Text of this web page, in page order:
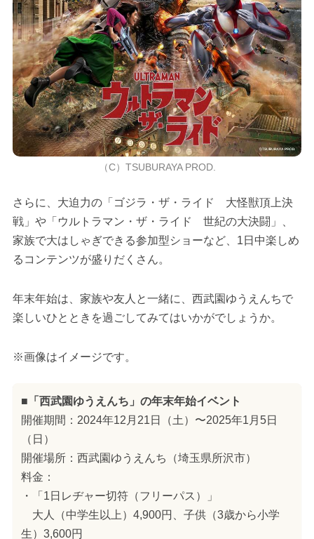
（C）TSUBURAYA PROD.
さらに、大迫力の「ゴジラ・ザ・ライド 大怪獣頂上決
戦」や「ウルトラマン・ザ・ライド 世紀の大決闘」、
家族で大はしゃぎできる参加型ショーなど、1日中楽しめ
るコンテンツが盛りだくさん。
年末年始は、家族や友人と一緒に、西武園ゆうえんちで
楽しいひとときを過ごしてみてはいかがでしょうか。
※画像はイメージです。
■「西武園ゆうえんち」の年末年始イベント
開催期間：2024年12月21日（土）〜2025年1月5日
（日）
開催場所：西武園ゆうえんち（埼玉県所沢市）
料金：
・「1日レヂャー切符（フリーパス）」
大人（中学生以上）4,900円、子供（3歳から小学
生）3,600円